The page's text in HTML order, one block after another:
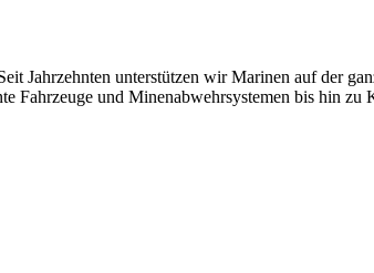
unterstützen wir Marinen auf der
Fahrzeuge und Minenabwehrsystemen bis hin